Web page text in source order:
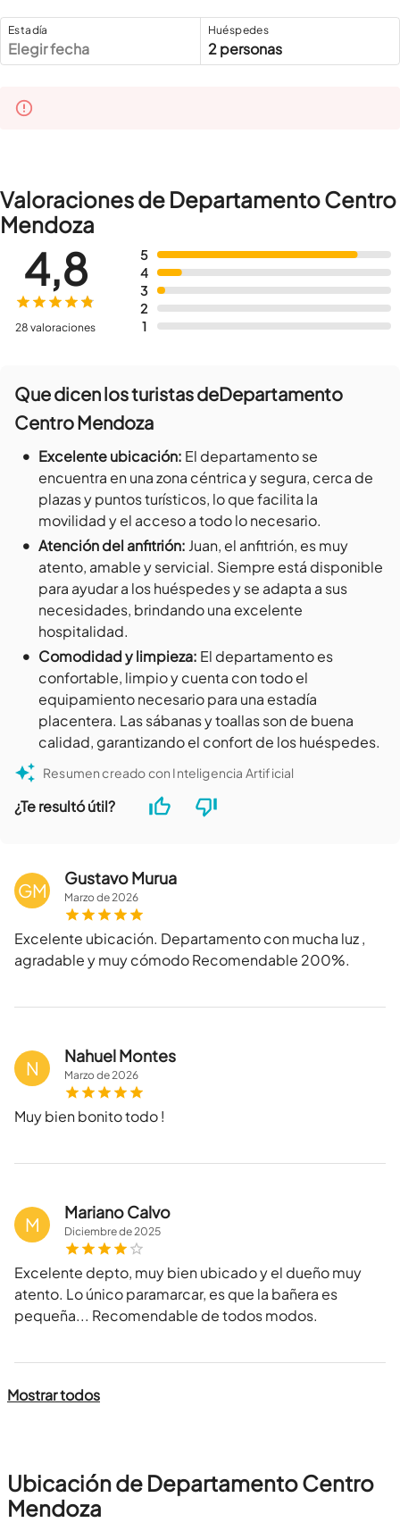
Estadía
Elegir fecha
Huéspedes
2 personas
Valoraciones de Departamento Centro
Mendoza
5
4
3
2
1
4,8
28 valoraciones
Que dicen los turistas deDepartamento
Centro Mendoza
• Excelente ubicación: El departamento se
encuentra en una zona céntrica y segura, cerca de
plazas y puntos turísticos, lo que facilita la
movilidad y el acceso a todo lo necesario.
• Atención del anfitrión: Juan, el anfitrión, es muy
atento, amable y servicial. Siempre está disponible
para ayudar a los huéspedes y se adapta a sus
necesidades, brindando una excelente
hospitalidad.
• Comodidad y limpieza: El departamento es
confortable, limpio y cuenta con todo el
equipamiento necesario para una estadía
placentera. Las sábanas y toallas son de buena
calidad, garantizando el confort de los huéspedes.
Resumen creado con Inteligencia Artificial
¿Te resultó útil?
GM
Gustavo Murua
Marzode2026
Excelente ubicación. Departamento con mucha luz ,
agradable y muy cómodo Recomendable 200%.
N
Nahuel Montes
Marzode2026
Muy bien bonito todo !
M
Mariano Calvo
Diciembrede2025
Excelente depto, muy bien ubicado y el dueño muy
atento. Lo único paramarcar, es que la bañera es
pequeña... Recomendable de todos modos.
Mostrar todos
Ubicación de Departamento Centro
Mendoza